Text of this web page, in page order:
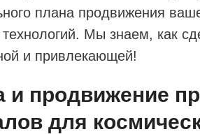
плана продвижения
технологий. Мы знаем, как
и привлекающей!
и продвижение
для